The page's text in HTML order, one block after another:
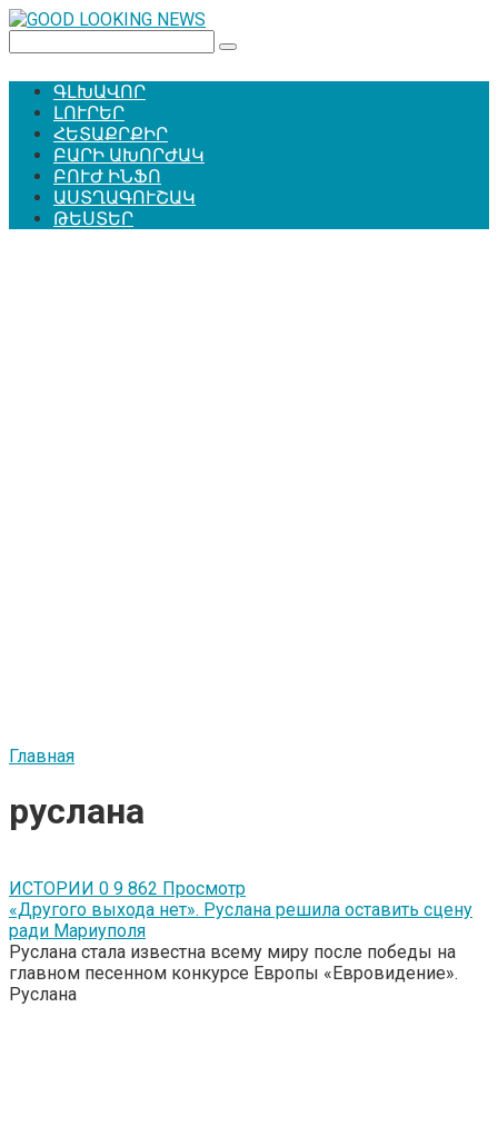
Перейти
контенту
ԳԼԽԱՎՈՐ
ԼՈՒՐԵՐ
ՀԵՏԱՔՐՔԻՐ
ԲԱՐԻ ԱԽՈՐԺԱԿ
ԲՈՒԺ ԻՆՖՈ
ԱՍՏՂԱԳՈՒՇԱԿ
ԹԵՍՏԵՐ
Главная
руслана
ИСТОРИИ 0 9 862 Просмотр
«Другого выхода нет». Руслана решила оставить сцену
ради Мариуполя
Руслана стала известна всему миру после победы на
главном песенном конкурсе Европы «Евровидение».
Руслана